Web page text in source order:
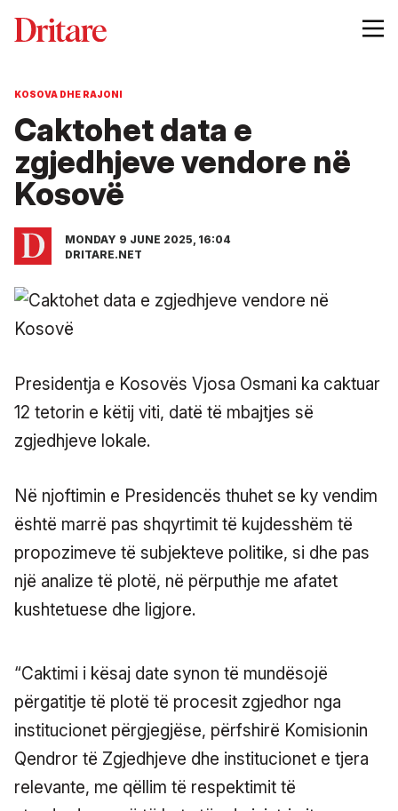
KOSOVA DHE RAJONI
Caktohet data e
zgjedhjeve vendore në
Kosovë
MONDAY 9 JUNE 2025, 16:04
DRITARE.NET
Presidentja e Kosovës Vjosa Osmani ka caktuar
12 tetorin e këtij viti, datë të mbajtjes së
zgjedhjeve lokale.
Në njoftimin e Presidencës thuhet se ky vendim
është marrë pas shqyrtimit të kujdesshëm të
propozimeve të subjekteve politike, si dhe pas
një analize të plotë, në përputhje me afatet
kushtetuese dhe ligjore.
“Caktimi i kësaj date synon të mundësojë
përgatitje të plotë të procesit zgjedhor nga
institucionet përgjegjëse, përfshirë Komisionin
Qendror të Zgjedhjeve dhe institucionet e tjera
relevante, me qëllim të respektimit të